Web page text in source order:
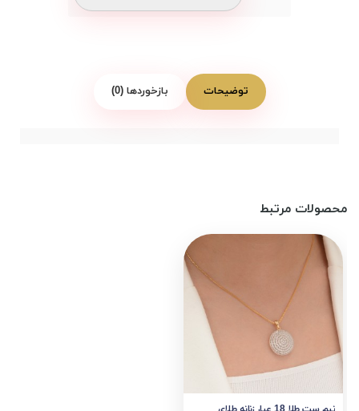
توضیحات بازخوردها (0)
محصولات مرتبط